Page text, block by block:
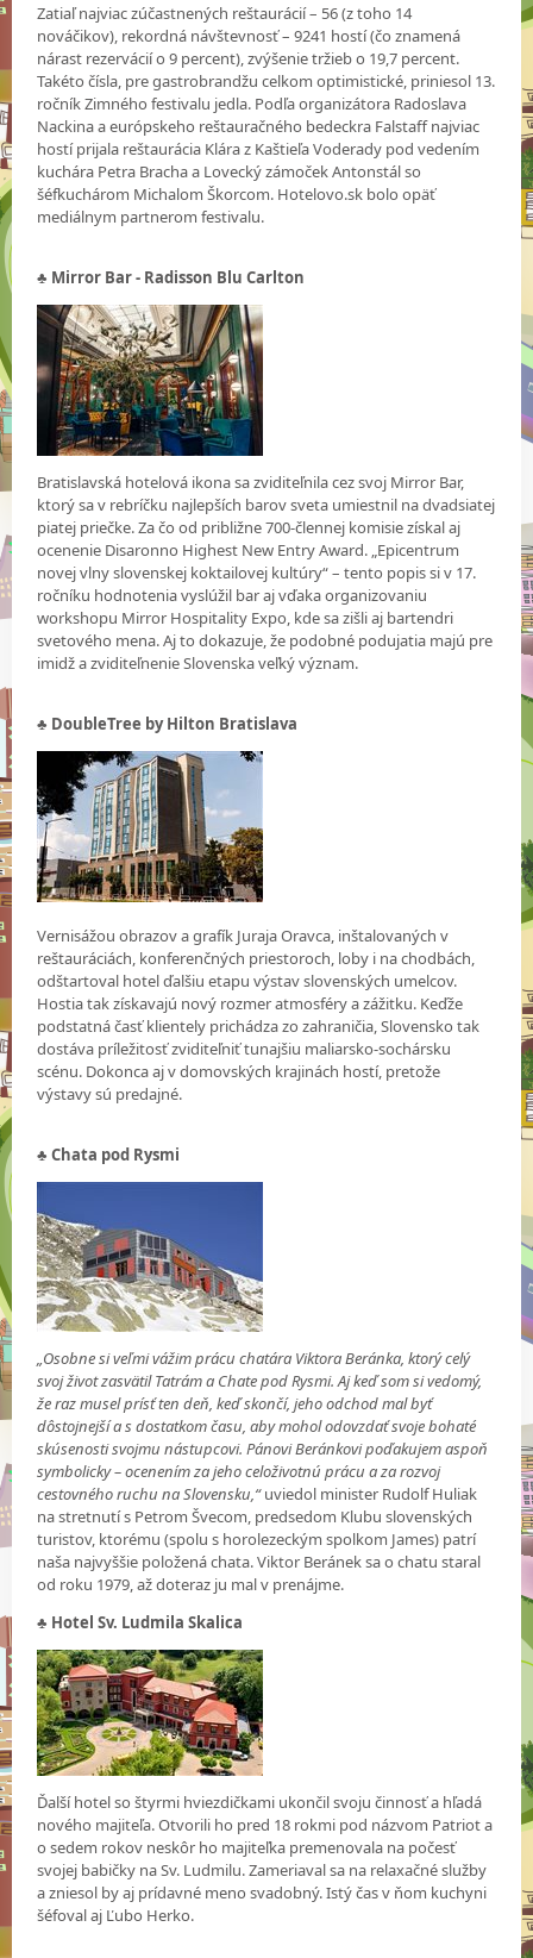
Zatiaľ najviac zúčastnených reštaurácií – 56 (z toho 14
nováčikov), rekordná návštevnosť – 9241 hostí (čo znamená
nárast rezervácií o 9 percent), zvýšenie tržieb o 19,7 percent.
Takéto čísla, pre gastrobrandžu celkom optimistické, priniesol 13.
ročník Zimného festivalu jedla. Podľa organizátora Radoslava
Nackina a európskeho reštauračného bedeckra Falstaff najviac
hostí prijala reštaurácia Klára z Kaštieľa Voderady pod vedením
kuchára Petra Bracha a Lovecký zámoček Antonstál so
šéfkuchárom Michalom Škorcom. Hotelovo.sk bolo opäť
mediálnym partnerom festivalu.
♣ Mirror Bar - Radisson Blu Carlton
Bratislavská hotelová ikona sa zviditeľnila cez svoj Mirror Bar,
ktorý sa v rebríčku najlepších barov sveta umiestnil na dvadsiatej
piatej priečke. Za čo od približne 700-člennej komisie získal aj
ocenenie Disaronno Highest New Entry Award. „Epicentrum
novej vlny slovenskej koktailovej kultúry“ – tento popis si v 17.
ročníku hodnotenia vyslúžil bar aj vďaka organizovaniu
workshopu Mirror Hospitality Expo, kde sa zišli aj bartendri
svetového mena. Aj to dokazuje, že podobné podujatia majú pre
imidž a zviditeľnenie Slovenska veľký význam.
♣ DoubleTree by Hilton Bratislava
Vernisážou obrazov a grafík Juraja Oravca, inštalovaných v
reštauráciách, konferenčných priestoroch, loby i na chodbách,
odštartoval hotel ďalšiu etapu výstav slovenských umelcov.
Hostia tak získavajú nový rozmer atmosféry a zážitku. Keďže
podstatná časť klientely prichádza zo zahraničia, Slovensko tak
dostáva príležitosť zviditeľniť tunajšiu maliarsko-sochársku
scénu. Dokonca aj v domovských krajinách hostí, pretože
výstavy sú predajné.
♣ Chata pod Rysmi
„Osobne si veľmi vážim prácu chatára Viktora Beránka, ktorý celý
svoj život zasvätil Tatrám a Chate pod Rysmi. Aj keď som si vedomý,
že raz musel prísť ten deň, keď skončí, jeho odchod mal byť
dôstojnejší a s dostatkom času, aby mohol odovzdať svoje bohaté
skúsenosti svojmu nástupcovi. Pánovi Beránkovi poďakujem aspoň
symbolicky – ocenením za jeho celoživotnú prácu a za rozvoj
cestovného ruchu na Slovensku,“uviedol minister Rudolf Huliak
na stretnutí s Petrom Švecom, predsedom Klubu slovenských
turistov, ktorému (spolu s horolezeckým spolkom James) patrí
naša najvyššie položená chata. Viktor Beránek sa o chatu staral
od roku 1979, až doteraz ju mal v prenájme.
♣ Hotel Sv. Ludmila Skalica
Ďalší hotel so štyrmi hviezdičkami ukončil svoju činnosť a hľadá
nového majiteľa. Otvorili ho pred 18 rokmi pod názvom Patriot a
o sedem rokov neskôr ho majiteľka premenovala na počesť
svojej babičky na Sv. Ludmilu. Zameriaval sa na relaxačné služby
a zniesol by aj prídavné meno svadobný. Istý čas v ňom kuchyni
šéfoval aj Ľubo Herko.